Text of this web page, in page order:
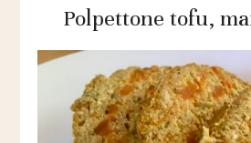
Polpettone tofu,